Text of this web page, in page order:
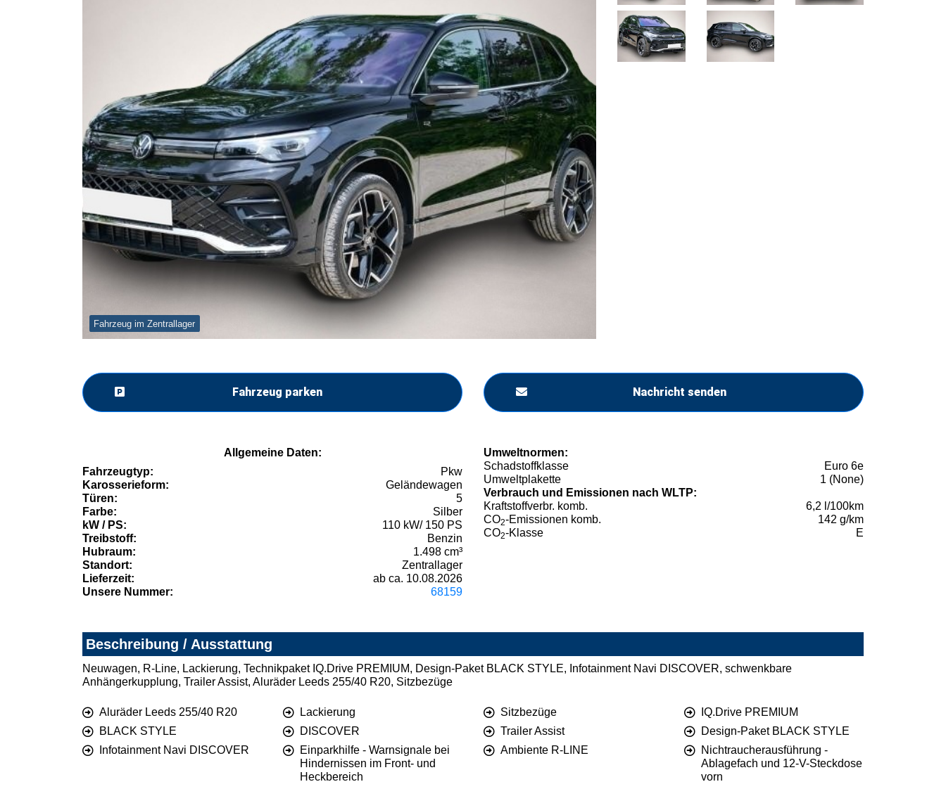
Fahrzeug im Zentrallager
Fahrzeug parken Nachricht senden
Allgemeine Daten:
Fahrzeugtyp:
Pkw
Karosserieform:
Geländewagen
Türen:
5
Farbe:
Silber
kW / PS:
110 kW/ 150 PS
Treibstoff:
Benzin
Hubraum:
1.498 cm³
Standort:
Zentrallager
Lieferzeit:
ab ca. 10.08.2026
Unsere Nummer:
68159
Umweltnormen:
Schadstoffklasse
Euro 6e
Umweltplakette
1 (None)
Verbrauch und Emissionen nach WLTP:
Kraftstoffverbr. komb.
6,2 l/100km
CO2-Emissionen komb.
142 g/km
CO2-Klasse E
Beschreibung / Ausstattung
Neuwagen, R-Line, Lackierung, Technikpaket IQ.Drive PREMIUM, Design-Paket BLACK STYLE, Infotainment Navi DISCOVER, schwenkbare
Anhängerkupplung, Trailer Assist, Aluräder Leeds 255/40 R20, Sitzbezüge
Aluräder Leeds 255/40 R20 Lackierung Sitzbezüge
IQ.Drive PREMIUM
BLACK STYLE
DISCOVER Trailer Assist
Design-Paket BLACK STYLE
Infotainment Navi DISCOVER
Einparkhilfe - Warnsignale bei
Hindernissen im Front- und
Heckbereich
Ambiente R-LINE
Nichtraucherausführung -
Ablagefach und 12-V-Steckdose
vorn